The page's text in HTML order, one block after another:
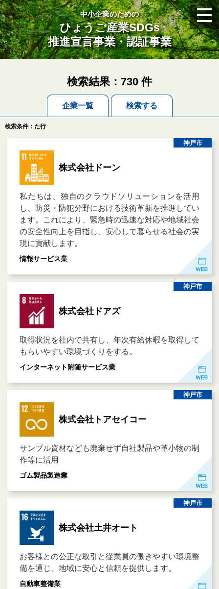
中小企業のための
ひょうご産業SDGs
推進宣言事業・認証事業
検索結果：730 件
企業一覧 検索する
検索条件：た行
神戸市
株式会社ドーン
私たちは、独自のクラウドソリューションを活用
し、防災・防犯分野における技術革新を推進してい
ます。これにより、緊急時の迅速な対応や地域社会
の安全性向上を目指し、安心して暮らせる社会の実
現に貢献します。
情報サービス業
神戸市
株式会社ドアズ
取得状況を社内で共有し、年次有給休暇を取得して
もらいやすい環境づくりをする。
インターネット附随サービス業
神戸市
株式会社トアセイコー
サンプル資材なども廃棄せず自社製品や革小物の制
作等に活用
ゴム製品製造業
神戸市
株式会社土井オート
お客様との公正な取引と従業員の働きやすい環境整
備を通じ、地域に安心と信頼を提供します。
自動車整備業